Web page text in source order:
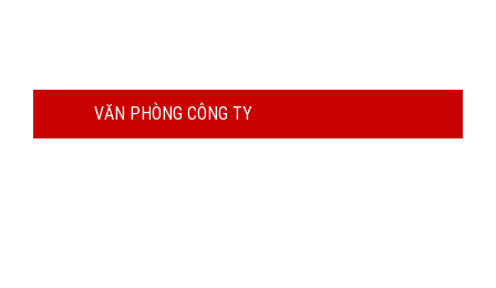
VĂN PHÒNG CÔNG TY